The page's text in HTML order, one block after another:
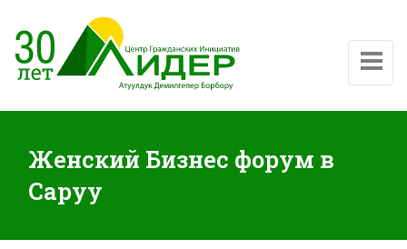
Женский Бизнес форум в
Саруу